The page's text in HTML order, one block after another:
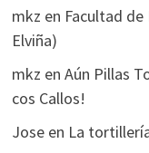
mkz en Facultad
Elviña)
mkz en Aún Pillas
cos Callos!
Joseen La